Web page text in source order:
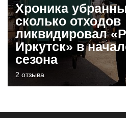
Хроника
сколько отходов
ликвидировал
Иркутск» в
сезона
2 отзыва